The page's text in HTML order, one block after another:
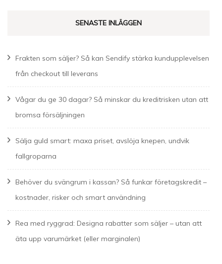
SENASTE INLÄGGEN
Frakten som säljer? Så kan Sendify stärka kundupplevelsen
från checkout till leverans
Vågar du ge 30 dagar? Så minskar du kreditrisken utan att
bromsa försäljningen
Sälja guld smart: maxa priset, avslöja knepen, undvik
fallgroparna
Behöver du svängrum i kassan? Så funkar företagskredit –
kostnader, risker och smart användning
Rea med ryggrad: Designa rabatter som säljer – utan att
äta upp varumärket (eller marginalen)